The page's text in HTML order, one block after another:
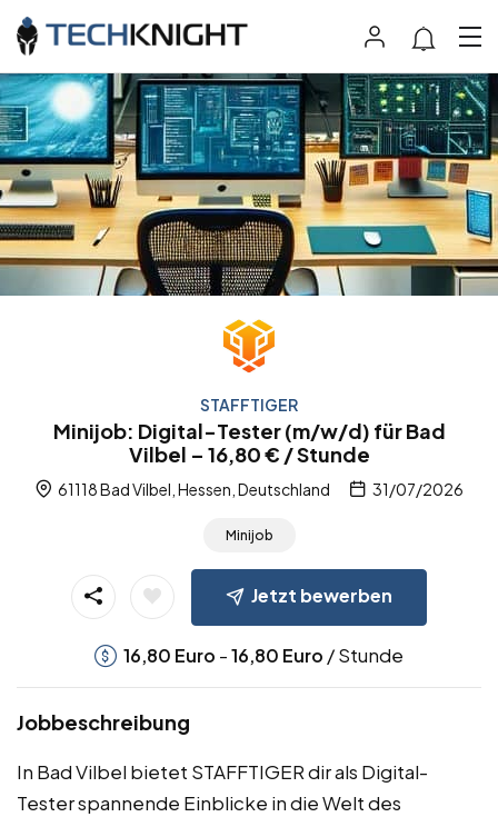
STAFFTIGER
Minijob: Digital-Tester (m/w/d) für Bad
Vilbel – 16,80 € / Stunde
61118 Bad Vilbel, Hessen, Deutschland 31/07/2026
Minijob
Jetzt bewerben
16,80 Euro -16,80 Euro / Stunde
Jobbeschreibung
In Bad Vilbel bietet STAFFTIGER dir als Digital-
Tester spannende Einblicke in die Welt des